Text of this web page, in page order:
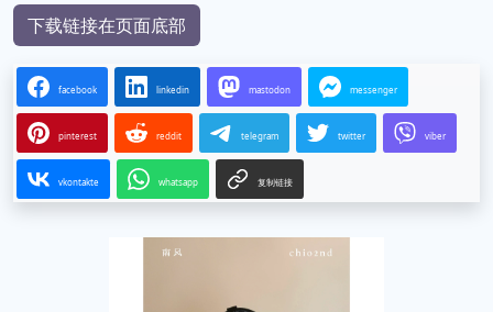
下载链接在页面底部
facebook linkedin mastodon messenger
pinterest reddit telegram twitter viber
vkontakte whatsapp 复制链接